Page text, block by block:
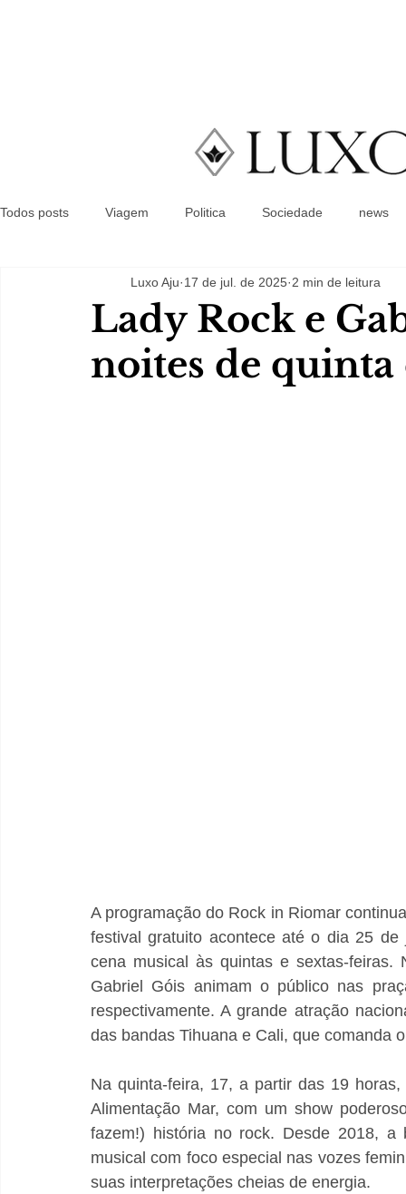
Todos posts Viagem Politica Sociedade news
Lady Rock e
noites de quinta
Luxo Aju 17 de jul. de 2025 2 min de leitura
A programação do Rock in Riomar
festival gratuito acontece até o dia 25
cena musical às quintas e sextas-
Gabriel Góis animam o público nas
respectivamente. A grande atração
das bandas Tihuana e Cali, que comanda
Na quinta-feira, 17, a partir das 19
Alimentação Mar, com um show
fazem!) história no rock. Desde 2018, a
musical com foco especial nas vozes
suas interpretações cheias de energia.